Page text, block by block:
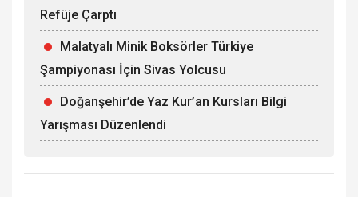
Refüje Çarptı
Malatyalı Minik Boksörler Türkiye
Şampiyonası İçin Sivas Yolcusu
Doğanşehir’de Yaz Kur’an Kursları Bilgi
Yarışması Düzenlendi